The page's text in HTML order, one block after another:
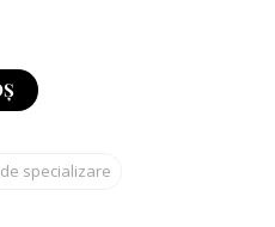
specializare